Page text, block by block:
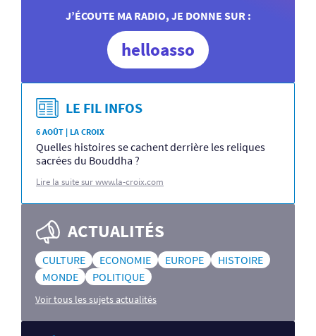
J’ÉCOUTE MA RADIO, JE DONNE SUR :
helloasso
LE FIL INFOS
6 AOÛT | LA CROIX
Quelles histoires se cachent derrière les reliques
sacrées du Bouddha ?
Lire la suite sur www.la-croix.com
ACTUALITÉS
CULTURE ECONOMIE EUROPE
HISTOIRE
MONDE
POLITIQUE
Voir tous les sujets actualités